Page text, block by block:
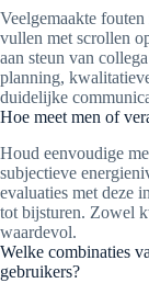
Veelgemaakte
vullen met scrollen
aan steun van
planning,
duidelijke
Hoe meet men of
Houd eenvoudige
subjectieve
evaluaties met deze
tot bijsturen. Zowel
waardevol.
Welke combinaties
gebruikers?